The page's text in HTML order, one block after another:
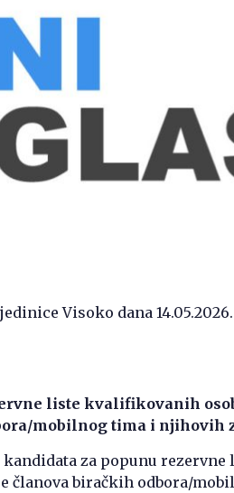
Visoko dana
liste kvalifikovanih
mobilnog tima i njihovih
kandidata za popunu rezervne
članova biračkih odbora/